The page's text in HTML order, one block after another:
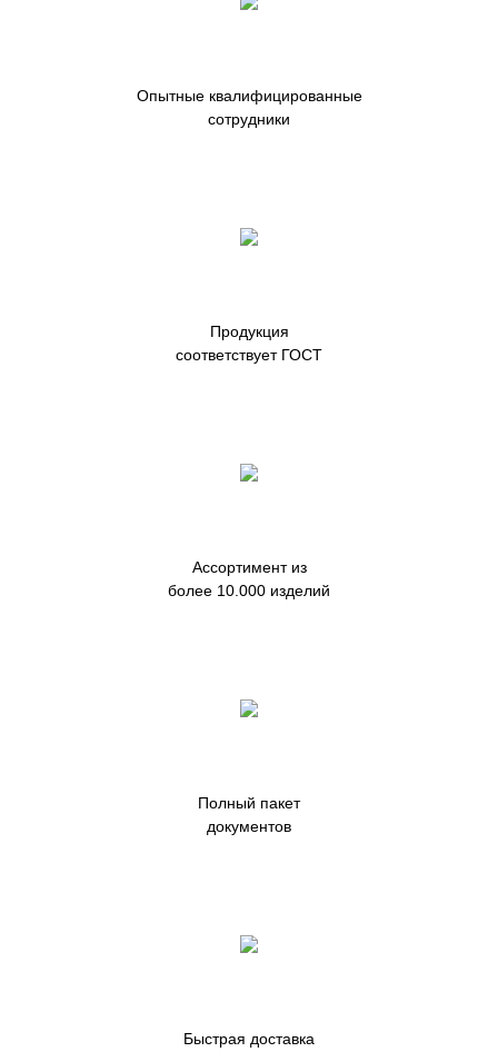
Опытные квалифицированные
сотрудники
Продукция
соответствует ГОСТ
Ассортимент из
более 10.000 изделий
Полный пакет
документов
Быстрая доставка